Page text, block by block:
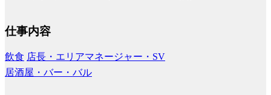
仕事内容
飲食 店長・エリアマネージャー・SV
居酒屋・バー・バル